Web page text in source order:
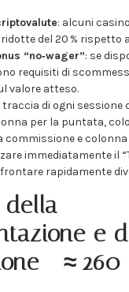
: alcuni
del 20 % rispetto
“no‑wager”: se
requisiti di
valore atteso.
traccia di ogni sessione
per la puntata,
commissione e
immediatamente il
rapidamente
della
e
– ≈ 260